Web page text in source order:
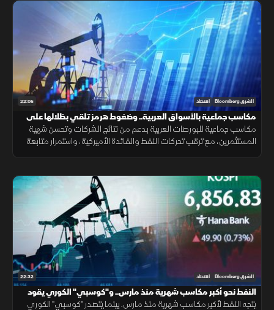
22:05 الشرق Bloomberg اقتصاد
مكاسب جماعية بالأسواق العربية.. وضغوط هرمز تلقي بظلالها على
الطاقة
مكاسب جماعية للبورصات العربية بدعم من نتائج الشركات وتحسن شهية
المستثمرين، مع ترقب تحركات النفط والفائدة الأميركية، واستمرار متابعة
22:32 الشرق Bloomberg اقتصاد
النفط نحو أكبر مكاسب شهرية منذ مارس.. و"كوسبي" الكوري يقود
مكاسب آسيا
يتجه النفط لأكبر مكاسب شهرية منذ مارس. بينما يتصدر "كوسبي" الكوري